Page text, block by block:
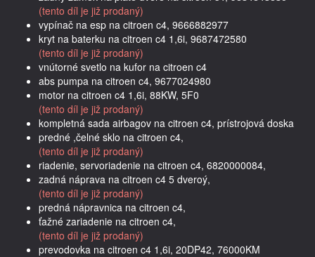
(tento díl je již prodaný)
vypínač na esp na citroen c4, 9666882977
kryt na baterku na citroen c4 1,6i, 9687472580
(tento díl je již prodaný)
vnútorné svetlo na kufor na citroen c4
abs pumpa na citroen c4, 9677024980
motor na citroen c4 1,6i, 88KW, 5F0
(tento díl je již prodaný)
kompletná sada airbagov na citroen c4, prístrojová doska
predné ,čelné sklo na citroen c4,
(tento díl je již prodaný)
riadenie, servoriadenie na citroen c4, 6820000084,
zadná náprava na citroen c4 5 dveroý,
(tento díl je již prodaný)
predná nápravnica na citroen c4,
ťažné zariadenie na citroen c4,
(tento díl je již prodaný)
prevodovka na citroen c4 1,6i, 20DP42, 76000KM